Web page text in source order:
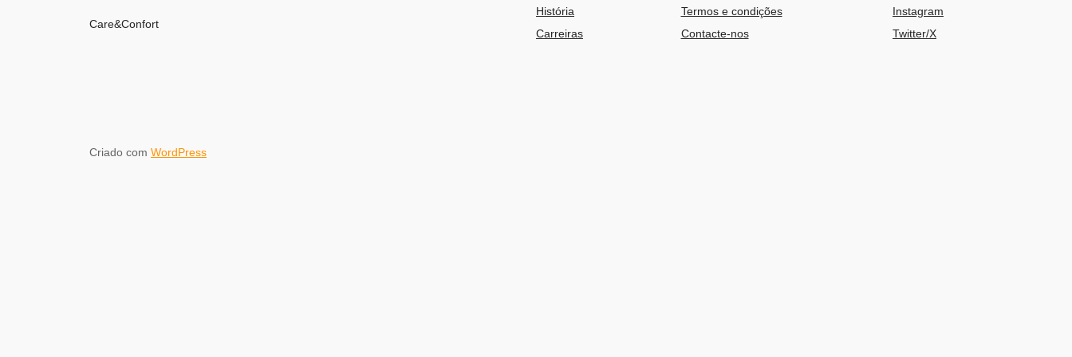
Care&Confort
História
Carreiras
Termos e condições
Contacte-nos
Instagram
Twitter/X
Criado com WordPress